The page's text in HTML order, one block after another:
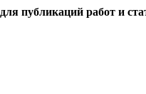
для публикаций работ и